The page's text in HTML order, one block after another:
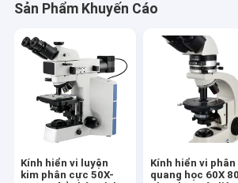
Sản Phẩm Khuyến Cáo
Kính hiển vi luyện
kim phân cực 50X-
Kính hiển vi
quang học 60X